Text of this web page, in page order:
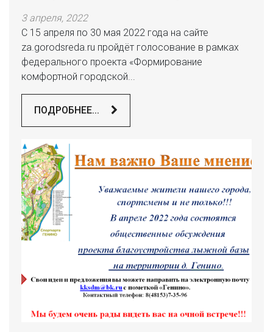
3 апреля, 2022
С 15 апреля по 30 мая 2022 года на сайте
za.gorodsreda.ru пройдёт голосование в рамках
федерального проекта «Формирование
комфортной городской...
ПОДРОБНЕЕ...